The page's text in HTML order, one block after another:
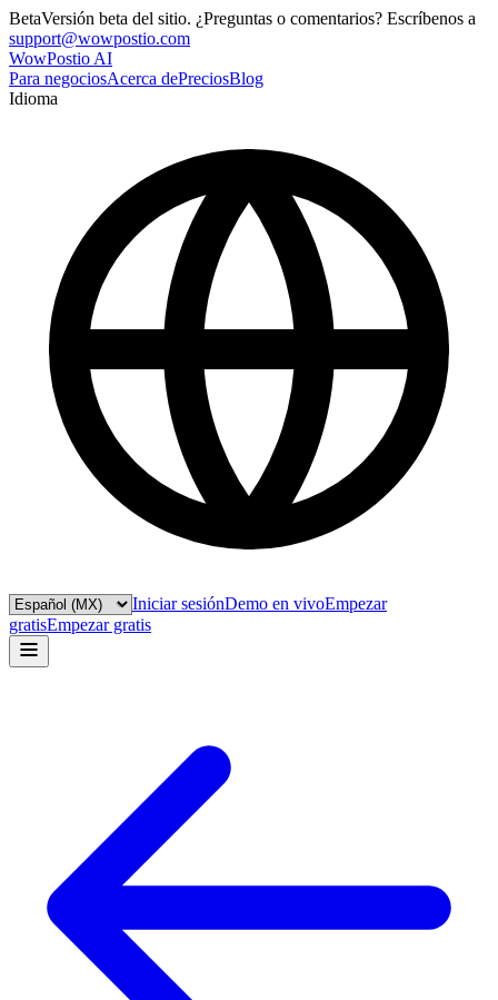
BetaVersión beta del sitio. ¿Preguntas o comentarios? Escríbenos a
support@wowpostio.com
WowPostio AI
Para negociosAcerca dePreciosBlog
Idioma
Iniciar sesiónDemo en vivoEmpezar
gratisEmpezar gratis